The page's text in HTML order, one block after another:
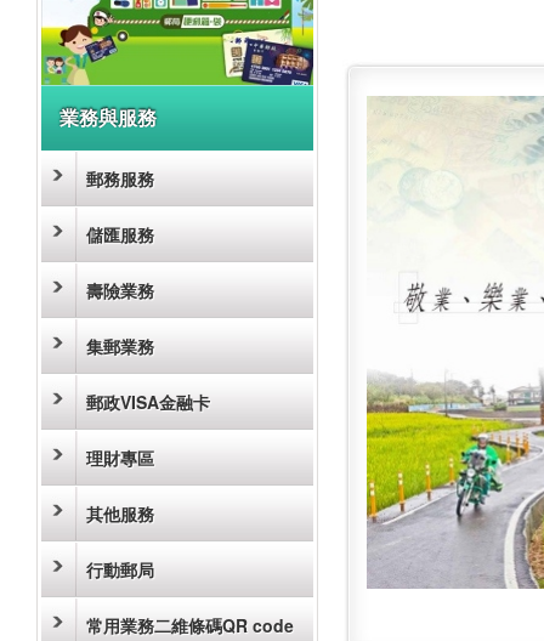
業務與服務
郵務服務
儲匯服務
壽險業務
集郵業務
郵政VISA金融卡
理財專區
其他服務
行動郵局
常用業務二維條碼QR code